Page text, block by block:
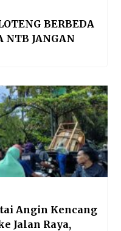
BERBEDA
NTB JANGAN
Angin Kencang
Jalan Raya,